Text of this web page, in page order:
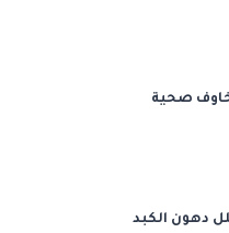
صحية
دهون الكبد